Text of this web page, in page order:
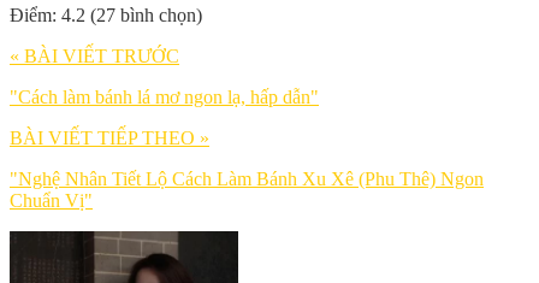
Điểm: 4.2 (27 bình chọn)
« BÀI VIẾT TRƯỚC
"Cách làm bánh lá mơ ngon lạ, hấp dẫn"
BÀI VIẾT TIẾP THEO »
"Nghệ Nhân Tiết Lộ Cách Làm Bánh Xu Xê (Phu Thê) Ngon
Chuẩn Vị"